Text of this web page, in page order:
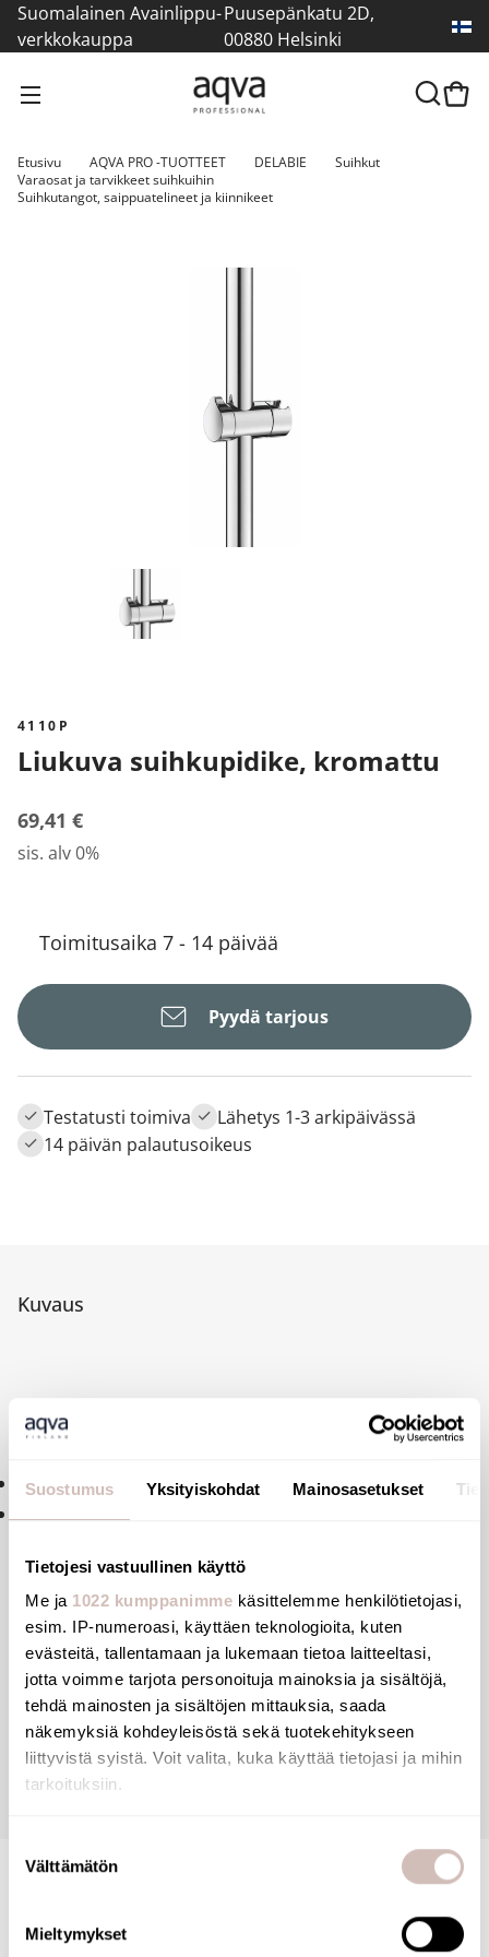
Suostumus Yksityiskohdat Mainosasetukset
Tietojesi vastuullinen käyttö
Me ja 1022 kumppanimme käsittelemme henkilötietojasi,
esim. IP-numeroasi, käyttäen teknologioita, kuten
evästeitä, tallentamaan ja lukemaan tietoa laitteeltasi,
jotta voimme tarjota personoituja mainoksia ja sisältöjä,
tehdä mainosten ja sisältöjen mittauksia, saada
näkemyksiä kohdeyleisöstä sekä tuotekehitykseen
liittyvistä syistä. Voit valita, kuka käyttää tietojasi ja mihin
tarkoituksiin.
Kerätä tietoja maantieteellisestä sijainnistasi,
Tunnistaa laitteesi skannaamalla sen ominaispiirteitä
aktiivisesti (sormenjäljen muodostaminen)
valinta
Välttämätön
Mieltymykset
Suomalainen Avainlippu-
verkkokauppa
Puusepänkatu 2D,
00880 Helsinki
Etusivu AQVA PRO -TUOTTEET DELABIE
Suihkut
Varaosat ja tarvikkeet suihkuihin
Suihkutangot, saippuatelineet ja kiinnikeet
4110P
Liukuva suihkupidike, kromattu
69,41 €
sis. alv 0%
Toimitusaika 7 - 14 päivää
Pyydä tarjous
Testatusti toimiva
Lähetys 1-3 arkipäivässä
14 päivän palautusoikeus
Kuvaus
Tilattava erikseen ja voidaan liittää
Ergonominen lukitsemistapa
Sopii Ø25mm ja Ø32mm tangoille
Tiedostot
Arvostelut
Kysymyksiä